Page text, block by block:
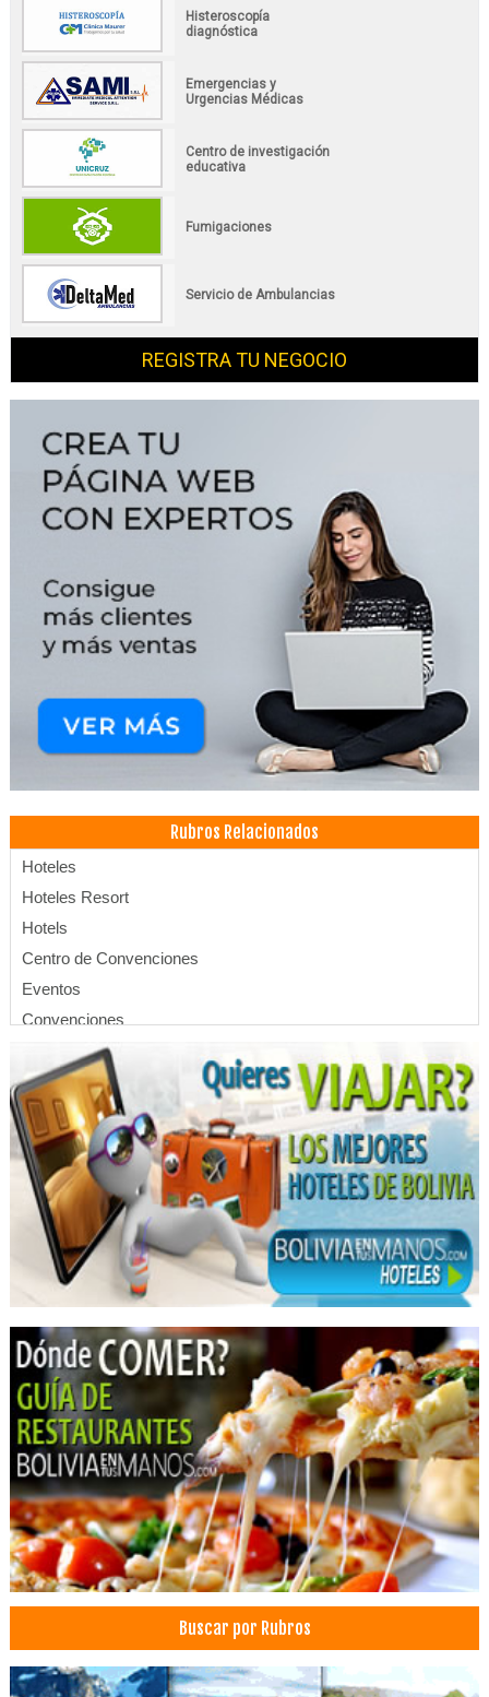
Histeroscopía
diagnóstica
Emergencias y
Urgencias Médicas
Centro de investigación
educativa
Fumigaciones
Servicio de Ambulancias
REGISTRA TU NEGOCIO
Rubros Relacionados
Hoteles
Hoteles Resort
Hotels
Centro de Convenciones
Eventos
Convenciones
Apart Hoteles
SPA
Salones de Eventos
Hospedajes
Hotelería
Banquetes y Recepciones
Piscinas
Balnearios
Biocentro
Mariposario
Parques
Parque Ecológico
Centro Turístico
Hoteles Lago Titicaca
Buscar por Rubros